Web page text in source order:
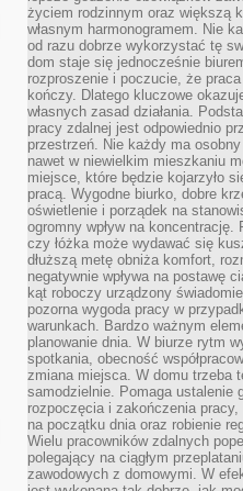
życiem rodzinnym oraz większą
własnym harmonogramem. Nie
od razu dobrze wykorzystać tę
dom staje się jednocześnie
rozproszenie i poczucie, że
kończy. Dlatego kluczowe
własnych zasad działania.
pracy zdalnej jest odpowiednio
przestrzeń. Nie każdy ma
nawet w niewielkim mieszkaniu
miejsce, które będzie kojarzyło
pracą. Wygodne biurko, dobre
oświetlenie i porządek na
ogromny wpływ na koncentrację.
czy łóżka może wydawać się
dłuższą metę obniża komfort,
negatywnie wpływa na postawę
kąt roboczy urządzony
pozorna wygoda pracy w
warunkach. Bardzo ważnym
planowanie dnia. W biurze rytm
spotkania, obecność
zmiana miejsca. W domu trzeba
samodzielnie. Pomaga ustalenie
rozpoczęcia i zakończenia pracy,
na początku dnia oraz robienie
Wielu pracowników zdalnych
polegający na ciągłym
zawodowych z domowymi. W